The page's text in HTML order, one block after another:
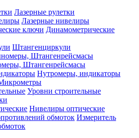
Лазерные рулетки
Лазерные нивелиры
Динамометрические
Штангенциркули
Штангенрейсмасы
Нутромеры, индикаторы
Уровни строительные
Нивелиры оптические
Измеритель